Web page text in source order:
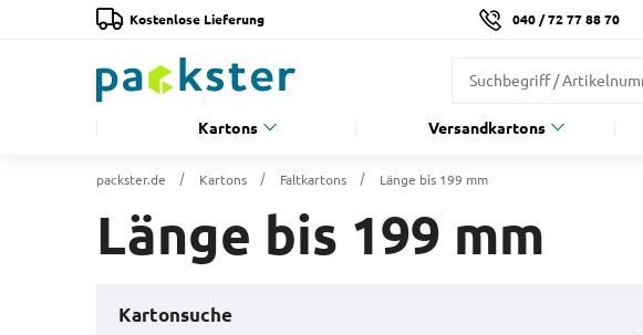
Kostenlose Lieferung 040 / 72 77 88 70
Kartons Versandkartons
packster.de Kartons Faltkartons Länge bis 199 mm
Länge bis 199 mm
Kartonsuche